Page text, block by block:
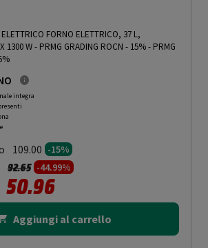
FORNO ELETTRICO, 37 L,
1300 W - PRMG GRADING ROCN - 15%- PRMG
integra
109.00 -15%
Prezzo ridotto da
92.65a-44.99%
50.96
Aggiungi al carrello